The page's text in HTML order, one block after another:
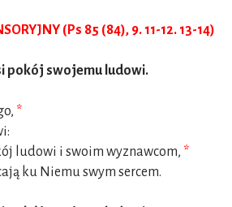
(Ps 85 (84), 9. 11-12. 13-14)
pokój swojemu ludowi.
*
ludowi i swoim wyznawcom, *
ku Niemu swym sercem.